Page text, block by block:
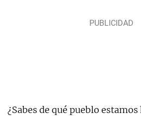
¿Sabes de qué pueblo